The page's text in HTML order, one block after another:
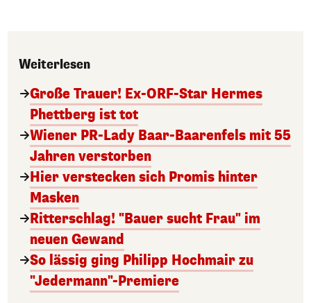
Weiterlesen
Große Trauer! Ex-ORF-Star Hermes
Phettberg ist tot
Wiener PR-Lady Baar-Baarenfels mit 55
Jahren verstorben
Hier verstecken sich Promis hinter
Masken
Ritterschlag! "Bauer sucht Frau" im
neuen Gewand
So lässig ging Philipp Hochmair zu
"Jedermann"-Premiere